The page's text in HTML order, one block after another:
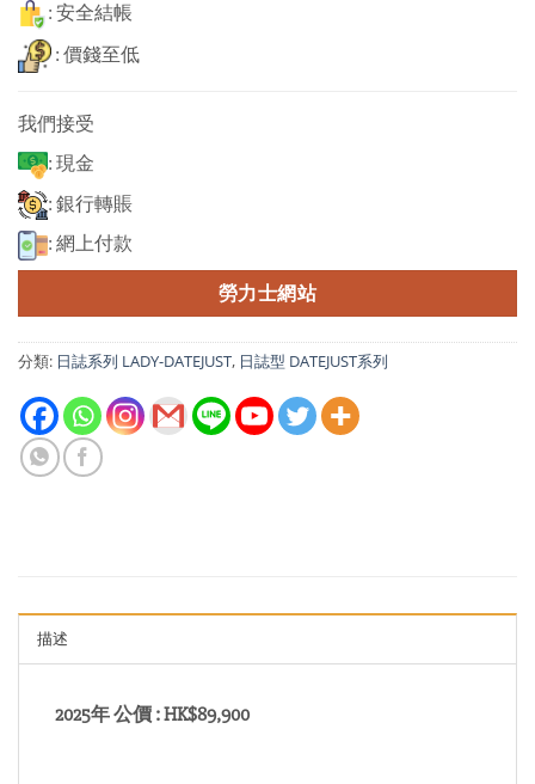
: 安全結帳
: 價錢至低
我們接受
: 現金
: 銀行轉賬
: 網上付款
勞力士網站
分類: 日誌系列 LADY-DATEJUST, 日誌型 DATEJUST系列
描述
2025年 公價 : HK$89,900